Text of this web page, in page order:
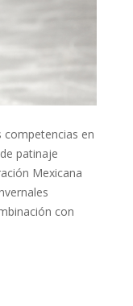
en
patinaje
Mexicana
con